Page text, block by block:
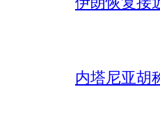
内塔尼亚胡